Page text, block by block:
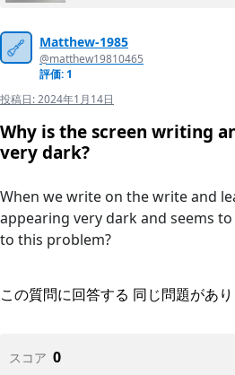
Matthew-1985
@matthew19810465
評価: 1
投稿日:2024年1月14日
Why is the screen writing
very dark?
When we write on the write and
appearing very dark and seems
to this problem?
この質問に回答する 同じ問題があ
スコア 0